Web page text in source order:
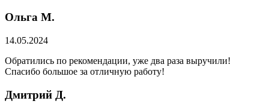
Ольга М.
14.05.2024
Обратились по рекомендации, уже два раза выручили!
Спасибо большое за отличную работу!
Дмитрий Д.